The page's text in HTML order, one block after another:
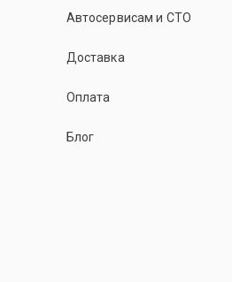
Автосервисам и СТО
Доставка
Оплата
Блог